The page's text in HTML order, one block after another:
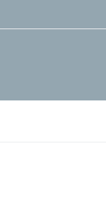
zum
MENU